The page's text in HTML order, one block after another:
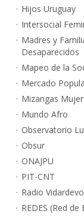
Hijos Uruguay
Intersocial
Madres y
Desaparecidos
Mapeo de la
Mercado
Mizangas
Mundo Afro
Observatorio
Obsur
ONAJPU
PIT-CNT
Radio
REDES (Red